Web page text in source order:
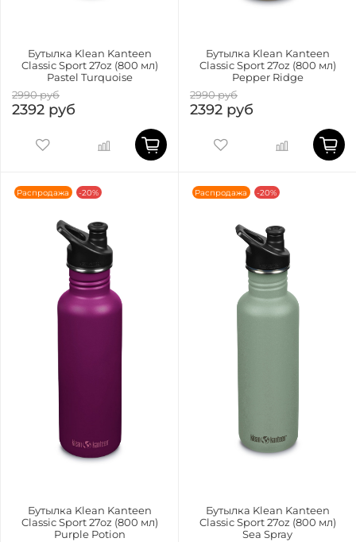
Бутылка Klean Kanteen
Classic Sport 27oz (800 мл)
Pastel Turquoise
2990 руб
2392 руб
Бутылка Klean Kanteen
Classic Sport 27oz (800 мл)
Pepper Ridge
2990 руб
2392 руб
Распродажа -20%
Бутылка Klean Kanteen
Classic Sport 27oz (800 мл)
Purple Potion
Распродажа -20%
Бутылка Klean Kanteen
Classic Sport 27oz (800 мл)
Sea Spray